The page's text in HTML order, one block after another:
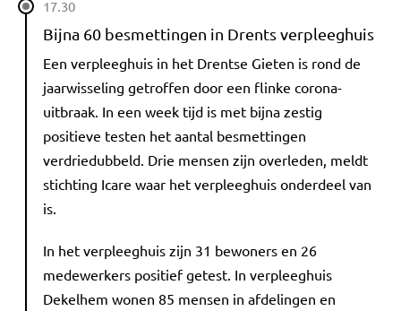
17.30
Bijna 60 besmettingen in Drents verpleeghuis
Een verpleeghuis in het Drentse Gieten is rond de
jaarwisseling getroffen door een flinke corona-
uitbraak. In een week tijd is met bijna zestig
positieve testen het aantal besmettingen
verdriedubbeld. Drie mensen zijn overleden, meldt
stichting Icare waar het verpleeghuis onderdeel van
is.
In het verpleeghuis zijn 31 bewoners en 26
medewerkers positief getest. In verpleeghuis
Dekelhem wonen 85 mensen in afdelingen en